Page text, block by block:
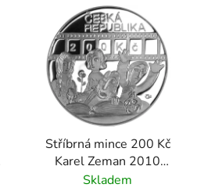
Stříbrná mince 200 Kč
Karel Zeman 2010
proof
Skladem